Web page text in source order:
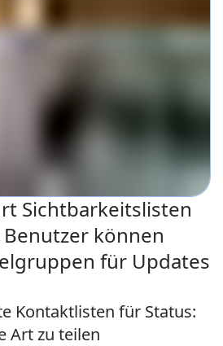
Sichtbarkeitslisten
können
für Updates
Kontaktlisten für Status:
Art zu teilen